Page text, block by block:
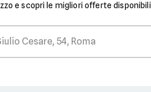
e scopri le migliori offerte